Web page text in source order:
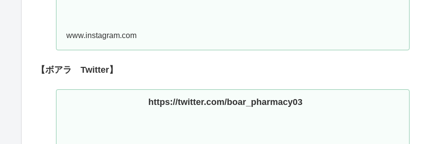
www.instagram.com
【ボアラ Twitter】
https://twitter.com/boar_pharmacy03